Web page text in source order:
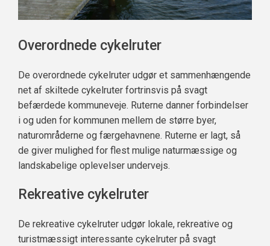
Overordnede cykelruter
De overordnede cykelruter udgør et sammenhængende
net af skiltede cykelruter fortrinsvis på svagt
befærdede kommuneveje. Ruterne danner forbindelser
i og uden for kommunen mellem de større byer,
naturområderne og færgehavnene. Ruterne er lagt, så
de giver mulighed for flest mulige naturmæssige og
landskabelige oplevelser undervejs.
Rekreative cykelruter
De rekreative cykelruter udgør lokale, rekreative og
turistmæssigt interessante cykelruter på svagt